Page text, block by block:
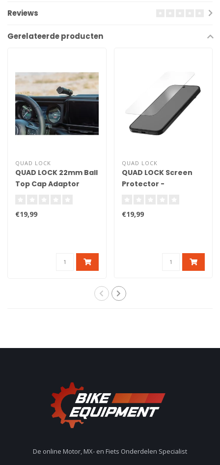
Reviews
Gerelateerde producten
QUAD LOCK
QUAD LOCK 22mm Ball
Top Cap Adaptor
€19,99
QUAD LOCK
QUAD LOCK Screen
Protector -
€19,99
De online Motor, MX- en Fiets Onderdelen Specialist